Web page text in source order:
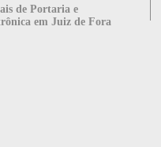
de Portaria e
em Juiz de Fora